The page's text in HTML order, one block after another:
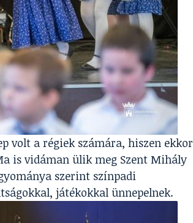
volt a régiek számára, hiszen ekkor
is vidáman ülik meg Szent Mihály
szerint színpadi
játékokkal ünnepelnek.